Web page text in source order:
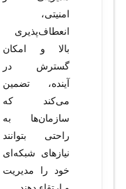
امنیتی،
انعطاف‌پذیری
بالا و امکان
گسترش در
آینده، تضمین
می‌کند که
سازمان‌ها به
راحتی بتوانند
نیازهای شبکه‌ای
خود را مدیریت